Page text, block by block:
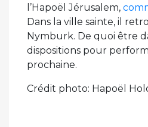
l’Hapoël Jérusalem,
Dans la ville sainte, il
Nymburk. De quoi être
dispositions pour
prochaine.
Crédit photo: Hapoël